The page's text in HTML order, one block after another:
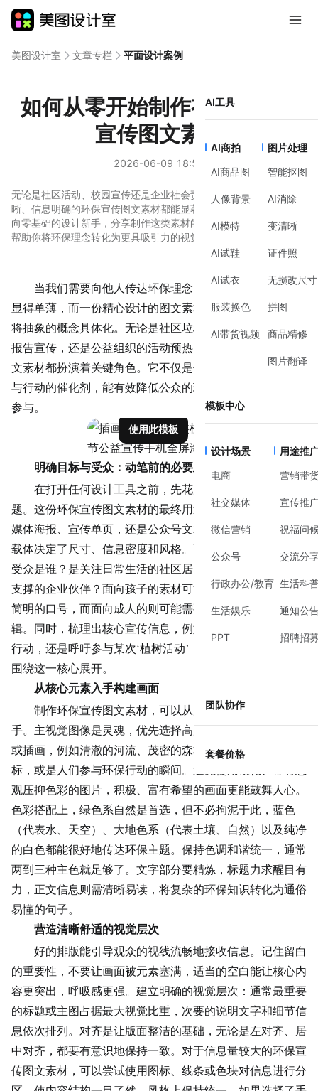
AI工具
AI商拍
AI商品图
人像背景
AI模特
AI试鞋
AI试衣
服装换色
AI带货视频
图片处理
智能抠图
AI消除
变清晰
证件照
无损改尺寸
拼图
商品精修
图片翻译
模板中心
设计场景
电商
社交媒体
微信营销
公众号
行政办公/教育
生活娱乐
PPT
用途推
营销带
宣传推
祝福问
交流分
生活科
通知公
招聘招
团队协作
套餐价格
美图设计室 文章专栏 平面设计案例
如何从零开始制作有效的环保
宣传图文素材
2026-06-09 18:54
无论是社区活动、校园宣传还是企业社会责任项目，一份视觉清
晰、信息明确的环保宣传图文素材都能显著提升传播效果。本文面
向零基础的设计新手，分享制作这类素材的完整思路与实用方法，
帮助你将环保理念转化为更具吸引力的视觉语言。
当我们需要向他人传达环保理念时，纯文字的描述往往
显得单薄，而一份精心设计的图文素材则能快速抓住眼球，
将抽象的概念具体化。无论是社区垃圾分类倡导、企业ESG
报告宣传，还是公益组织的活动预热，高质量的环保宣传图
文素材都扮演着关键角色。它不仅是信息的载体，更是情感
与行动的催化剂，能有效降低公众的理解门槛，激发共鸣与
参与。
使用此模板
明确目标与受众：动笔前的必要思考
在打开任何设计工具之前，先花几分钟明确几个核心问
题。这份环保宣传图文素材的最终用途是什么？是用于社交
媒体海报、宣传单页，还是公众号文章配图？不同的平台和
载体决定了尺寸、信息密度和风格。更重要的是，你的目标
受众是谁？是关注日常生活的社区居民，还是需要专业数据
支撑的企业伙伴？面向孩子的素材可能需要更活泼的插画和
简明的口号，而面向成人的则可能需要更严谨的数据和逻
辑。同时，梳理出核心宣传信息，例如是强调‘减塑’的具体
行动，还是呼吁参与某次‘植树活动’，确保所有视觉元素都
围绕这一核心展开。
从核心元素入手构建画面
制作环保宣传图文素材，可以从几个关键视觉元素着
手。主视觉图像是灵魂，优先选择高质量、有感染力的图片
或插画，例如清澈的河流、茂密的森林、可循环利用的图
标，或是人们参与环保行动的瞬间。避免使用模糊、带有悲
观压抑色彩的图片，积极、富有希望的画面更能鼓舞人心。
色彩搭配 上，绿色系自然是首选，但不必拘泥于此，蓝色
（代表水、天空）、大地色系（代表土壤、自然）以及纯净
的白色都能很好地传达环保主题。保持色调和谐统一，通常
两到三种主色就足够了。文字部分要精炼，标题力求醒目有
力，正文信息则需清晰易读，将复杂的环保知识转化为通俗
易懂的句子。
营造清晰舒适的视觉层次
好的排版能引导观众的视线流畅地接收信息。记住留白
的重要性，不要让画面被元素塞满，适当的空白能让核心内
容更突出，呼吸感更强。建立明确的视觉层次：通常最重要
的标题或主图占据最大视觉比重，次要的说明文字和细节信
息依次排列。对齐是让版面整洁的基础，无论是左对齐、居
中对齐，都要有意识地保持一致。对于信息量较大的环保宣
传图文素材，可以尝试使用图标、线条或色块对信息进行分